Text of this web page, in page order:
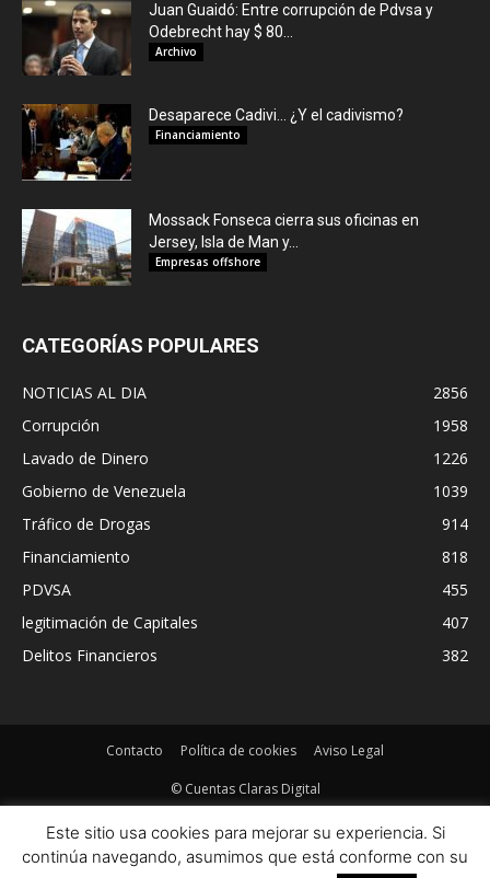
Juan Guaidó: Entre corrupción de Pdvsa y
Odebrecht hay $ 80...
Archivo
Desaparece Cadivi… ¿Y el cadivismo?
Financiamiento
Mossack Fonseca cierra sus oficinas en
Jersey, Isla de Man y...
Empresas offshore
CATEGORÍAS POPULARES
NOTICIAS AL DIA
2856
Corrupción
1958
Lavado de Dinero
1226
Gobierno de Venezuela
1039
Tráfico de Drogas
914
Financiamiento
818
PDVSA
455
legitimación de Capitales
407
Delitos Financieros
382
Contacto Política de cookies Aviso Legal
© Cuentas Claras Digital
Este sitio usa cookies para mejorar su experiencia. Si
continúa navegando, asumimos que está conforme con su